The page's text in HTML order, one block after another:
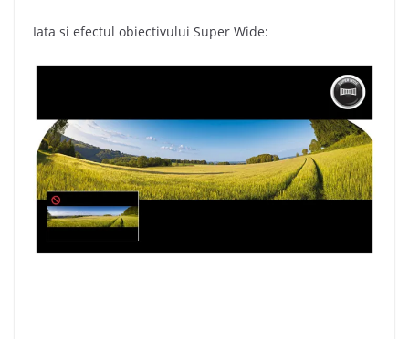
Iata si efectul obiectivului Super Wide: